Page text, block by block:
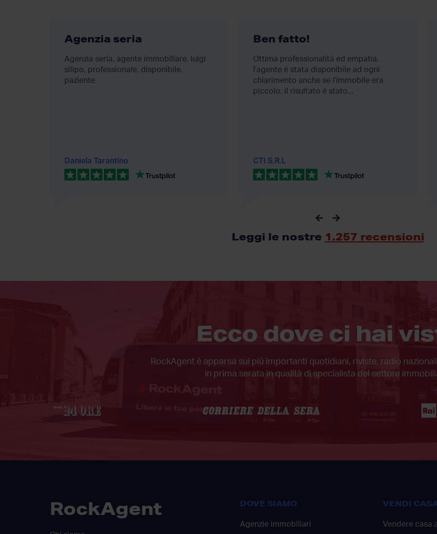
Agenzia seria
Agenzia seria, agente immobiliare, luigi
silipo, professionale, disponibile,
paziente
Daniela Tarantino
Ben fatto!
Ottima professionalità ed empatia.
l'agente è stata disponibile ad ogni
chiarimento anche se l'immobile era
piccolo. il risultato è stato...
CTI S.R.L
Leggi le nostre 1.257 recensioni
Ecco dove ci hai
RockAgent è apparsa sui più importanti quotidiani, riviste, radio
in prima serata in qualità di specialista del settore
RockAgent DOVE SIAMO
Agenzie immobiliari
VENDI
Vendere casa